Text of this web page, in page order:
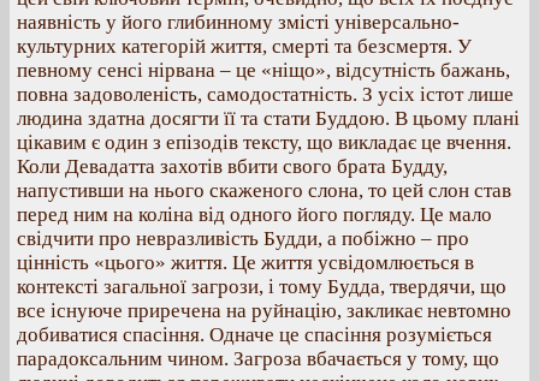
наявність у його глибинному змісті універсально-
культурних категорій життя, смерті та безсмертя. У
певному сенсі нірвана – це «ніщо», відсутність бажань,
повна задоволеність, самодостатність. З усіх істот лише
людина здатна досягти її та стати Буддою. В цьому плані
цікавим є один з епізодів тексту, що викладає це вчення.
Коли Девадатта захотів вбити свого брата Будду,
напустивши на нього скаженого слона, то цей слон став
перед ним на коліна від одного його погляду. Це мало
свідчити про невразливість Будди, а побіжно – про
цінність «цього» життя. Це життя усвідомлюється в
контексті загальної загрози, і тому Будда, твердячи, що
все існуюче приречена на руйнацію, закликає невтомно
добиватися спасіння. Одначе це спасіння розуміється
парадоксальним чином. Загроза вбачається у тому, що